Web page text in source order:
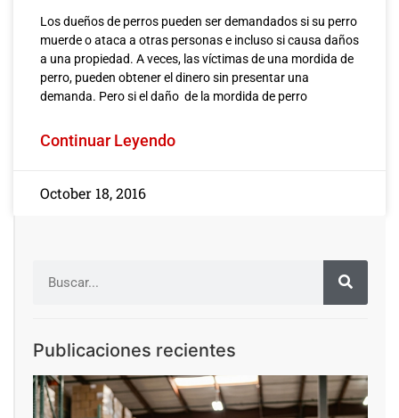
Los dueños de perros pueden ser demandados si su perro
muerde o ataca a otras personas e incluso si causa daños
a una propiedad. A veces, las víctimas de una mordida de
perro, pueden obtener el dinero sin presentar una
demanda. Pero si el daño de la mordida de perro
Continuar Leyendo
October 18, 2016
Publicaciones recientes